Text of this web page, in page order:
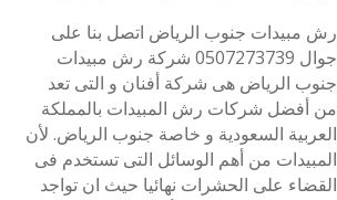
رش مبيدات جنوب الرياض اتصل بنا على
جوال 0507273739 شركة رش مبيدات
جنوب الرياض هى شركة أفنان و التى تعد
من أفضل شركات رش المبيدات بالمملكة
العربية السعودية و خاصة جنوب الرياض. لأن
المبيدات من أهم الوسائل التى تستخدم فى
القضاء على الحشرات نهائيا حيث ان تواجد